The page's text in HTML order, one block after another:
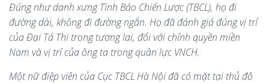
Đúng như danh xưng Tình Báo Chiến Lược (TBCL), họ đi
đường dài, không đi đường ngắn. Họ đã đánh giá đúng vị trí
của Đại Tá Thi trong tương lai, đối với chính quyền miền
Nam và vị trí của ông ta trong quân lực VNCH.
Một nữ điệp viên của Cục TBCL Hà Nội đã có mặt tại thủ đô